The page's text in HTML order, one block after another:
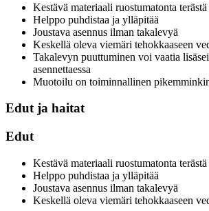
Kestävä materiaali ruostumatonta terästä
Helppo puhdistaa ja ylläpitää
Joustava asennus ilman takalevyä
Keskellä oleva viemäri tehokkaaseen
Takalevyn puuttuminen voi vaatia
asennettaessa
Muotoilu on toiminnallinen
Edut ja haitat
Edut
Kestävä materiaali ruostumatonta terästä
Helppo puhdistaa ja ylläpitää
Joustava asennus ilman takalevyä
Keskellä oleva viemäri tehokkaaseen